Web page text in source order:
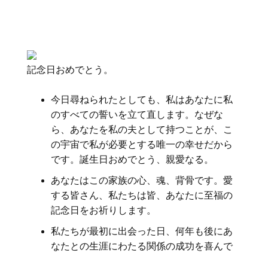
記念日おめでとう。
今日尋ねられたとしても、私はあなたに私
のすべての誓いを立て直します。なぜな
ら、あなたを私の夫として持つことが、こ
の宇宙で私が必要とする唯一の幸せだから
です。誕生日おめでとう、親愛なる。
あなたはこの家族の心、魂、背骨です。愛
する皆さん、私たちは皆、あなたに至福の
記念日をお祈りします。
私たちが最初に出会った日、何年も後にあ
なたとの生涯にわたる関係の成功を喜んで